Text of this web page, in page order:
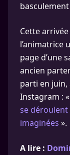
Cette
l’animatrice
page d’une
ancien
parti en
Instagram :
se
imaginées ».
A lire :